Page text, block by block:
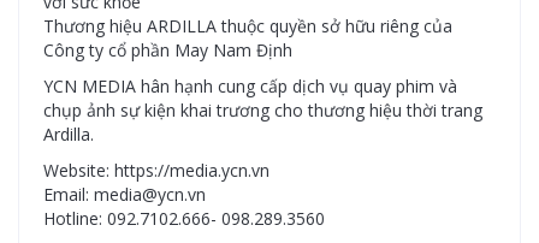
Thương hiệu ARDILLA thuộc quyền sở hữu riêng của
Công ty cổ phần May Nam Định
YCN MEDIA hân hạnh cung cấp dịch vụ quay phim và
chụp ảnh sự kiện khai trương cho thương hiệu thời trang
Ardilla.
Website: https://media.ycn.vn
Email: media@ycn.vn
Hotline: 092.7102.666- 098.289.3560